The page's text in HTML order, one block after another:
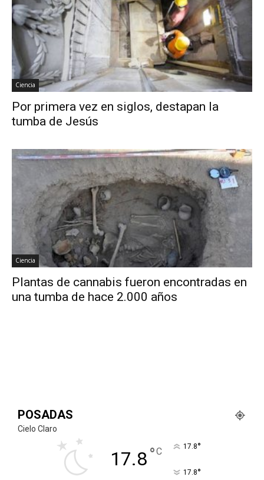
Ciencia
Por primera vez en siglos, destapan la
tumba de Jesús
Ciencia
Plantas de cannabis fueron encontradas en
una tumba de hace 2.000 años
POSADAS
Cielo Claro
17.8°C 17.8°
17.8°